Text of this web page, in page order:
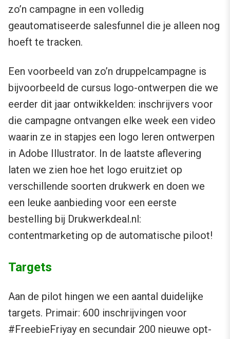
zo’n campagne in een volledig
geautomatiseerde salesfunnel die je alleen nog
hoeft te tracken.
Een voorbeeld van zo’n druppelcampagne is
bijvoorbeeld de cursus logo-ontwerpen die we
eerder dit jaar ontwikkelden: inschrijvers voor
die campagne ontvangen elke week een video
waarin ze in stapjes een logo leren ontwerpen
in Adobe Illustrator. In de laatste aflevering
laten we zien hoe het logo eruitziet op
verschillende soorten drukwerk en doen we
een leuke aanbieding voor een eerste
bestelling bij Drukwerkdeal.nl:
contentmarketing op de automatische piloot!
Targets
Aan de pilot hingen we een aantal duidelijke
targets. Primair: 600 inschrijvingen voor
#FreebieFriyay en secundair 200 nieuwe opt-